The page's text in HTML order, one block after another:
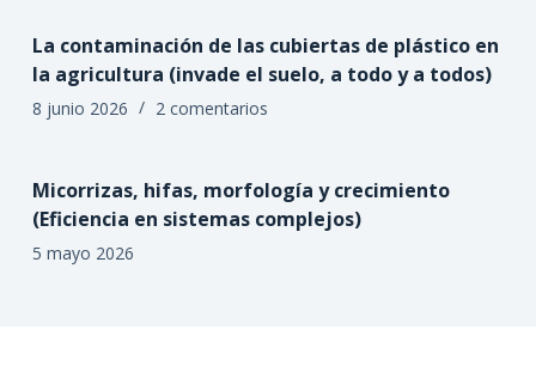
La contaminación de las cubiertas de plástico en
la agricultura (invade el suelo, a todo y a todos)
8 junio 2026 2 comentarios
Micorrizas, hifas, morfología y crecimiento
(Eficiencia en sistemas complejos)
5 mayo 2026